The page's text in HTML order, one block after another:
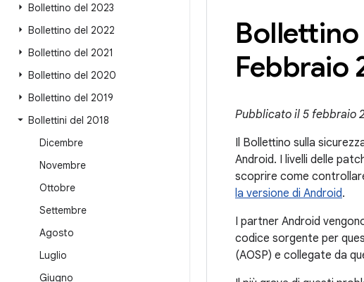
Bollettino del 2023
Bollettino del 2022
Bollettino del 2021
Bollettino del 2020
Bollettino del 2019
Bollettini del 2018
Dicembre
Novembre
Ottobre
Settembre
Agosto
Luglio
Giugno
Febbraio
Pubblicato il 5 febbraio
Il Bollettino sulla
Android. I livelli delle
scoprire come
la versione di Android.
I partner Android
codice sorgente per
(AOSP) e collegate da